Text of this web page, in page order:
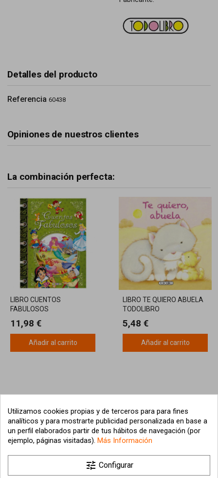
Detalles del producto
Referencia 60438
Opiniones de nuestros clientes
La combinación perfecta:
LIBRO CUENTOS
FABULOSOS
11,98 €
Añadir al carrito
LIBRO TE QUIERO ABUELA
TODOLIBRO
5,48 €
Añadir al carrito
Utilizamos cookies propias y de terceros para para fines
analíticos y para mostrarte publicidad personalizada en base a
un perfil elaborados partir de tus hábitos de navegación (por
ejemplo, páginas visitadas). Más Información
tune Configurar